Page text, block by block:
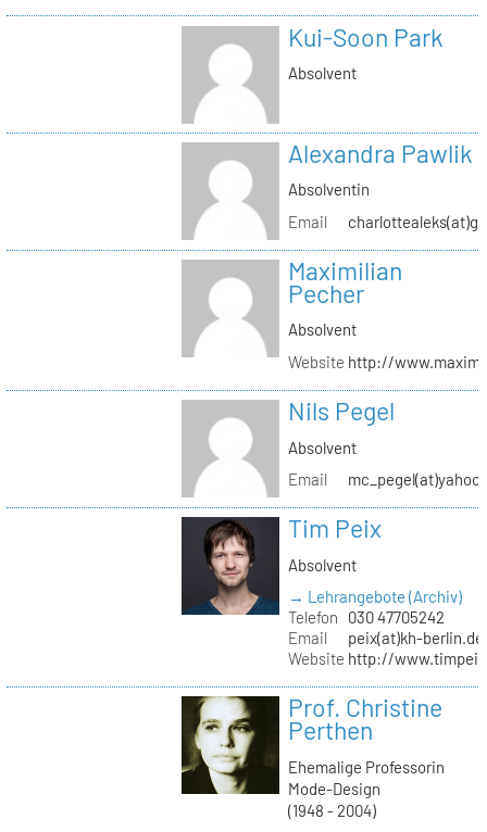
Kui-Soon Park
Absolvent
Alexandra Pawlik
Absolventin
Email
Maximilian
Pecher
Absolvent
Website http://
Nils Pegel
Absolvent
Email
Tim Peix
Absolvent
→ Lehrangebote (Archiv)
Telefon
030 47705242
Email
peix(at)kh-berlin.de
Website http://
Prof. Christine
Perthen
Ehemalige Professorin
Mode-Design
(1948 - 2004)